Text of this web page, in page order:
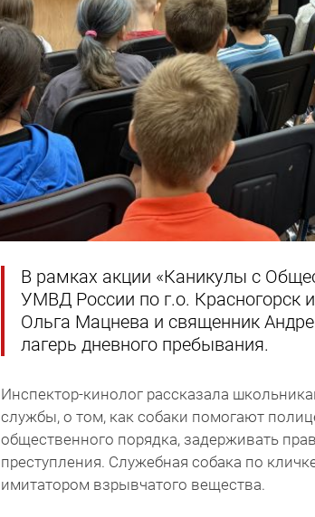
В рамках акции «Каникулы с
УМВД России по г.о. Красногорск
Ольга Мацнева и священник
лагерь дневного пребывания.
Инспектор-кинолог рассказала
службы, о том, как собаки помогают
общественного порядка, задерживать
преступления. Служебная собака по
имитатором взрывчатого вещества.